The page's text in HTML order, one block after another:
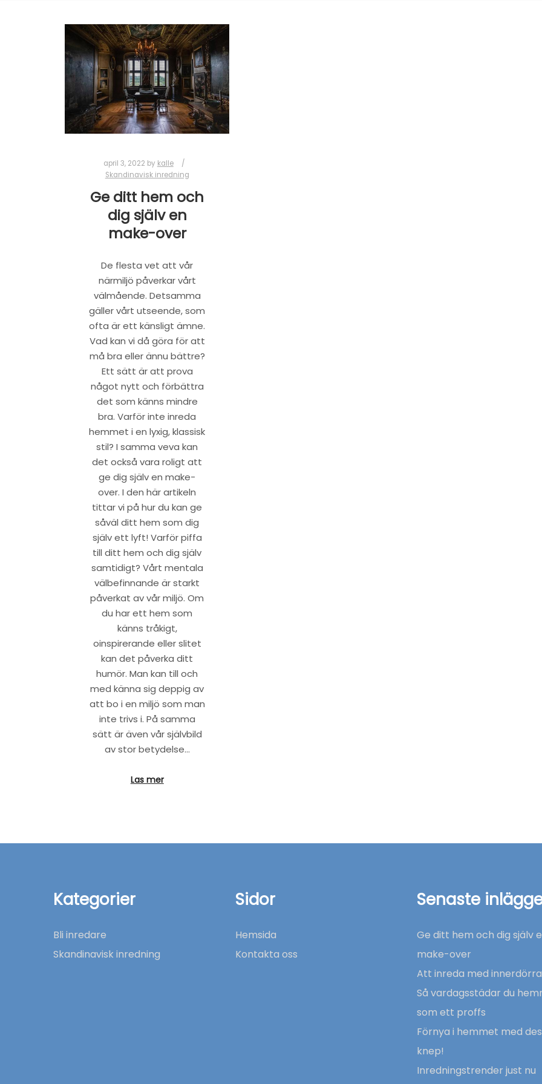
april 3, 2022 by kalle
Skandinavisk inredning
Ge ditt hem och
dig själv en
make-over
De flesta vet att vår
närmiljö påverkar vårt
välmående. Detsamma
gäller vårt utseende, som
ofta är ett känsligt ämne.
Vad kan vi då göra för att
må bra eller ännu bättre?
Ett sätt är att prova
något nytt och förbättra
det som känns mindre
bra. Varför inte inreda
hemmet i en lyxig, klassisk
stil? I samma veva kan
det också vara roligt att
ge dig själv en make-
over. I den här artikeln
tittar vi på hur du kan ge
såväl ditt hem som dig
själv ett lyft! Varför piffa
till ditt hem och dig själv
samtidigt? Vårt mentala
välbefinnande är starkt
påverkat av vår miljö. Om
du har ett hem som
känns tråkigt,
oinspirerande eller slitet
kan det påverka ditt
humör. Man kan till och
med känna sig deppig av
att bo i en miljö som man
inte trivs i. På samma
sätt är även vår självbild
av stor betydelse…
Kategorier
Bli inredare
Skandinavisk inredning
Sidor
Hemsida
Kontakta oss
Senaste
Ge ditt hem och dig själv
make-over
Att inreda med
Så vardagsstädar du
som ett proffs
Förnya i hemmet med
knep!
Inredningstrender just nu